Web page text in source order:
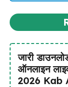
जारी
ऑनलाइन
2026 Kab